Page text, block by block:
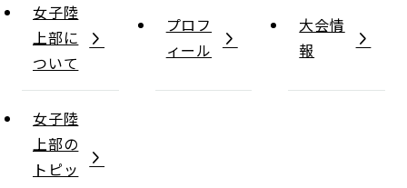
女子陸
上部に
ついて
プロフ
ィール
大会情
報
女子陸
上部の
トピッ